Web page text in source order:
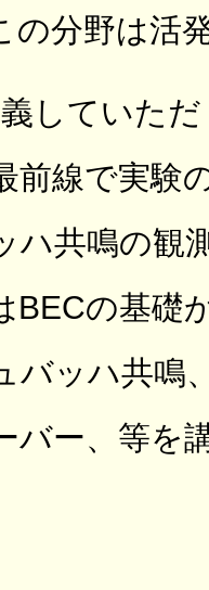
の分野は活
していた
前線で実験
ハ共鳴の観
BECの基礎
バッハ共鳴
バー、等を